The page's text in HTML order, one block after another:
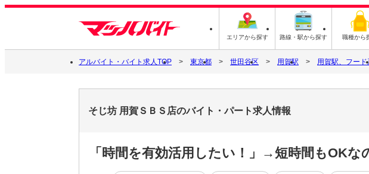
エリアから探す 路線・駅から探す 職種から
アルバイト・バイト求人TOP 東京都 世田谷区 用賀駅 用賀駅、フード
そじ坊 用賀ＳＢＳ店のバイト・パート求人情報
「時間を有効活用したい！」→短時間もOKな